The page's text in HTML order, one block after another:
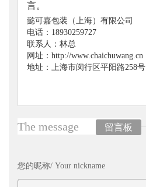
言。
懿可嘉包装（上海）有限公司
电话：18930259727
联系人：林总
网址：http://www.chaichuwang.cn
地址：上海市闵行区平阳路258号
The message 留言板
您的昵称/ Your nickname